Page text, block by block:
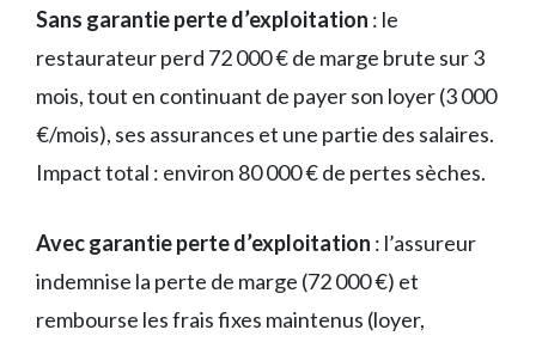
Sans garantie perte d’exploitation : le
restaurateur perd 72 000 € de marge brute sur 3
mois, tout en continuant de payer son loyer (3 000
€/mois), ses assurances et une partie des salaires.
Impact total : environ 80 000 € de pertes sèches.
Avec garantie perte d’exploitation : l’assureur
indemnise la perte de marge (72 000 €) et
rembourse les frais fixes maintenus (loyer,